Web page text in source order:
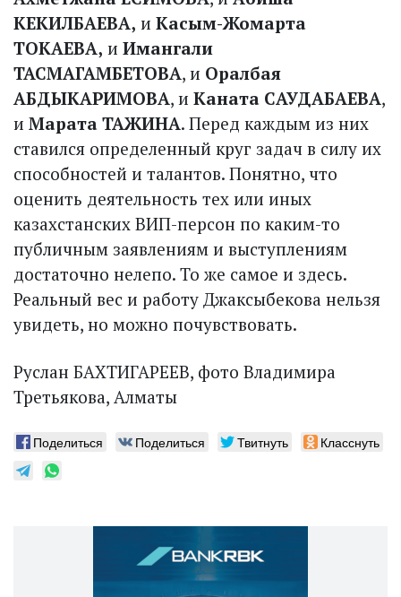
КЕКИЛБАЕВА, и Касым-Жомарта
ТОКАЕВА, и Имангали
ТАСМАГАМБЕТОВА, и Оралбая
АБДЫКАРИМОВА, и Каната САУДАБАЕВА,
и Марата ТАЖИНА. Перед каждым из них
ставился определенный круг задач в силу их
способностей и талантов. Понятно, что
оценить деятельность тех или иных
казахстанских ВИП-персон по каким-то
публичным заявлениям и выступлениям
достаточно нелепо. То же самое и здесь.
Реальный вес и работу Джаксыбекова нельзя
увидеть, но можно почувствовать.
Руслан БАХТИГАРЕЕВ, фото Владимира
Третьякова, Алматы
Поделиться Поделиться Твитнуть Класснуть